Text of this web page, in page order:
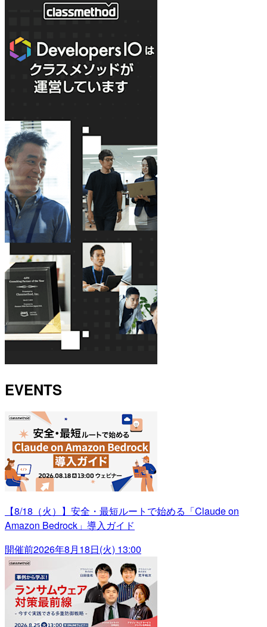
EVENTS
【8/18（火）】安全・最短ルートで始める「Claude on
Amazon Bedrock」導入ガイド
開催前2026年8月18日(火) 13:00